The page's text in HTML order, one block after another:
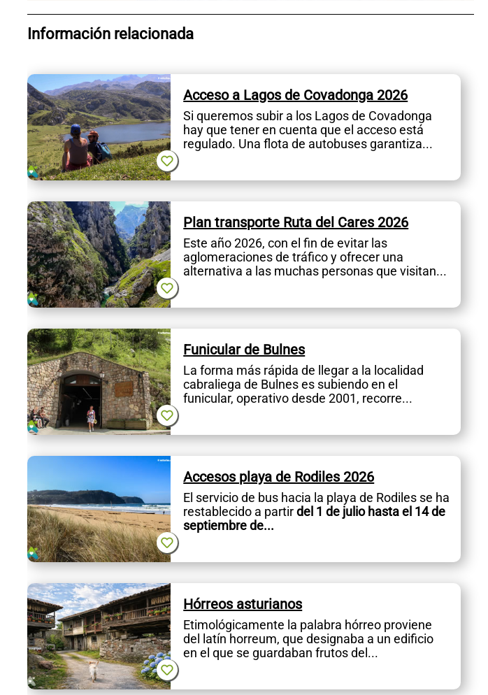
Información relacionada
Acceso a Lagos de Covadonga 2026
Si queremos subir a los Lagos de Covadonga
hay que tener en cuenta que el acceso está
regulado. Una flota de autobuses garantiza...
Plan transporte Ruta del Cares 2026
Este año 2026, con el fin de evitar las
aglomeraciones de tráfico y ofrecer una
alternativa a las muchas personas que visitan...
Funicular de Bulnes
La forma más rápida de llegar a la localidad
cabraliega de Bulnes es subiendo en el
funicular, operativo desde 2001, recorre...
Accesos playa de Rodiles 2026
El servicio de bus hacia la playa de Rodiles se ha
restablecido a partirdel 1 de julio hasta el 14 de
septiembre de...
Hórreos asturianos
Etimológicamente la palabra hórreo proviene
del latín horreum, que designaba a un edificio
en el que se guardaban frutos del...